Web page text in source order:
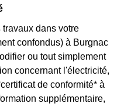
dans votre
confondus) à Burgnac
ou tout simplement
concernant l'électricité,
de conformité* à
supplémentaire,